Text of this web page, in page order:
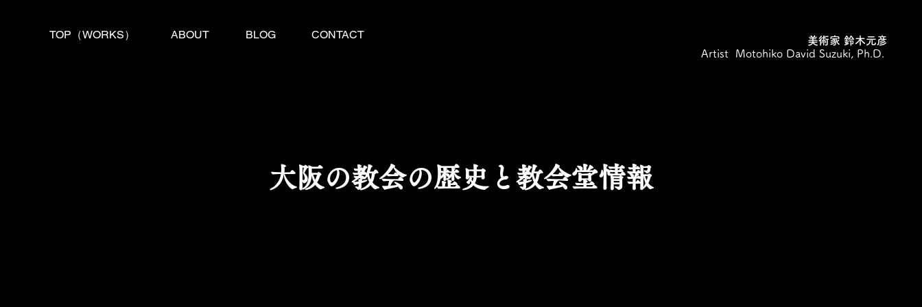
TOP（WORKS） ABOUT BLOG CONTACT
美術家 鈴木元彦
Artist Motohiko David Suzuki, Ph.D.
大阪の教会の歴史と教会堂情報